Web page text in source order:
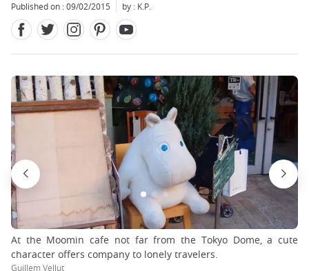
Published on : 09/02/2015 by : K.P.
At the Moomin cafe not far from the Tokyo Dome, a cute
character offers company to lonely travelers.
Guillem Vellut
Close